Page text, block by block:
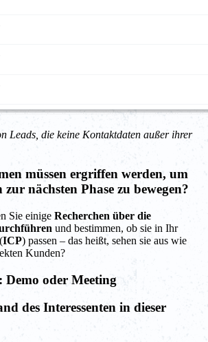
Leads, die keine Kontaktdaten außer ihrer
müssen ergriffen werden, um
zur nächsten Phase zu bewegen?
Sie einige Recherchen über die
und bestimmen, ob sie in Ihr
ICP) passen – das heißt, sehen sie aus wie
Kunden?
Demo oder Meeting
des Interessenten in dieser